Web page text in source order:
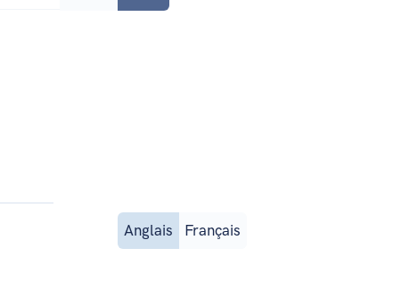
Anglais Français